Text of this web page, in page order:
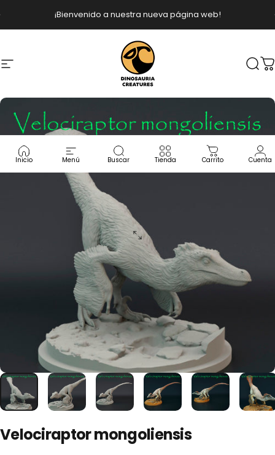
¡Bienvenido a nuestra nueva página web!
diapositivas pausa
Navegación Dinosauria Creatures
Inicio Menú Buscar Tienda Carrito Cuenta
Velociraptormongoliensis